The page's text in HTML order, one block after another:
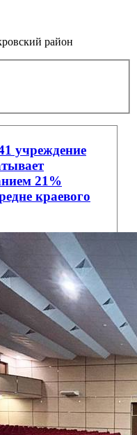
район
учреждение
21%
краевого